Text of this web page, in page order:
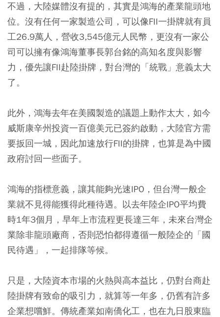
不過，大陸媒體沒有提的，其實是鴻海的產業龍頭地
位。沒有任何一家製造公司，可以像FII一掛牌就有員
工26.9萬人，營收3,545億元人民幣，更沒有一家公
司可以擁有像鴻海董事長郭台銘的高知名度與影響
力，優先讓FII赴陸掛牌，對台灣的「統戰」意義太大
了。
此外，鴻海去年在美國製造的議題上動作太大，如今
威斯康辛州投資一百億美元已簽約啟動，大陸官方需
要扳回一城，因此加速放行FII的掛牌，也算是為中國
政府討回一些面子。
鴻海的指標意義，讓其能夠光速IPO，但台灣一般企
業就不見得能獲得此種待遇。以去年陸企IPO平均費
時1年3個月，早年上市流程更長達三年，未來台灣企
業除非龍頭廠商，否則恐怕都得遵循一般陸企的「國
民待遇」，一起排隊等候。
只是，大陸資本市場的火熱與高本益比，仍對台商赴
陸掛牌有致命的吸引力，就算等一年多，仍舊有許多
企業想嚐鮮。傳統產業如南僑化工，也在九日股東臨